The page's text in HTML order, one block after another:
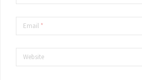
Email *
Website